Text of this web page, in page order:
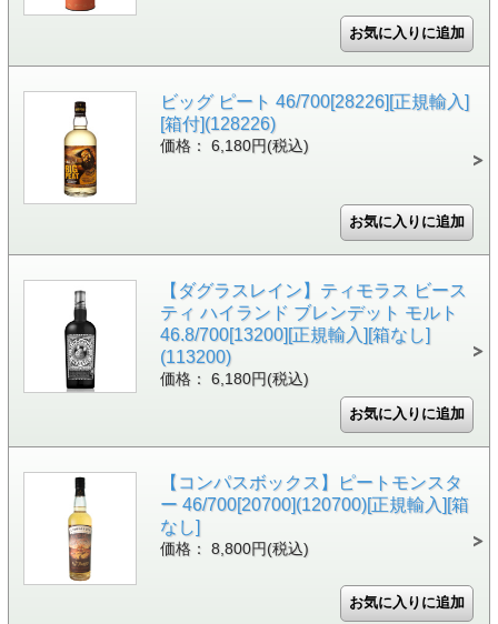
ビッグ ピート 46/700[28226][正規輸入]
[箱付](128226)
価格： 6,180円(税込)
【ダグラスレイン】ティモラス ビース
ティ ハイランド ブレンデット モルト
46.8/700[13200][正規輸入][箱なし]
(113200)
価格： 6,180円(税込)
【コンパスボックス】ピートモンスタ
ー 46/700[20700](120700)[正規輸入][箱
なし]
価格： 8,800円(税込)